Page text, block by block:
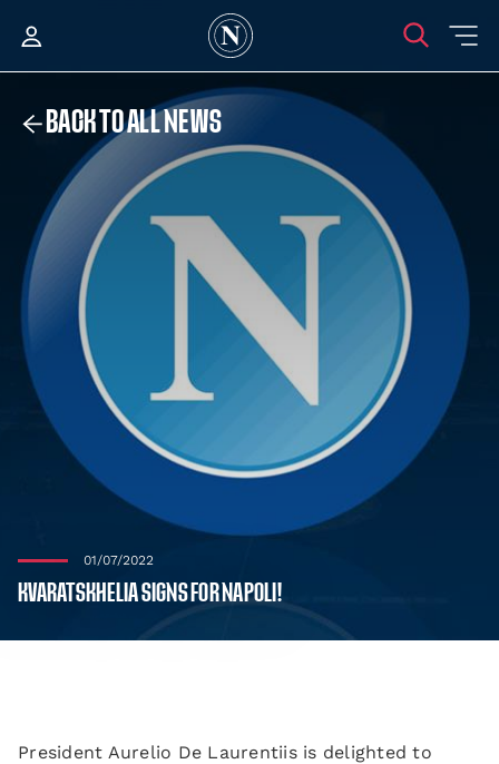
BACK TO ALL NEWS
01/07/2022
KVARATSKHELIA SIGNS FOR NAPOLI!
President Aurelio De Laurentiis is delighted to